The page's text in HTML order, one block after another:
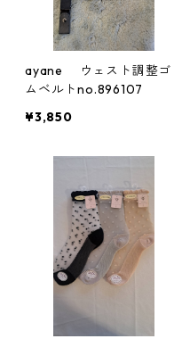
ayane ウェスト調整ゴ
ムベルトno.896107
¥3,850